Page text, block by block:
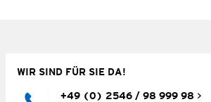
WIR SIND FÜR SIE DA!
+49 (0) 2546 / 98 999 98